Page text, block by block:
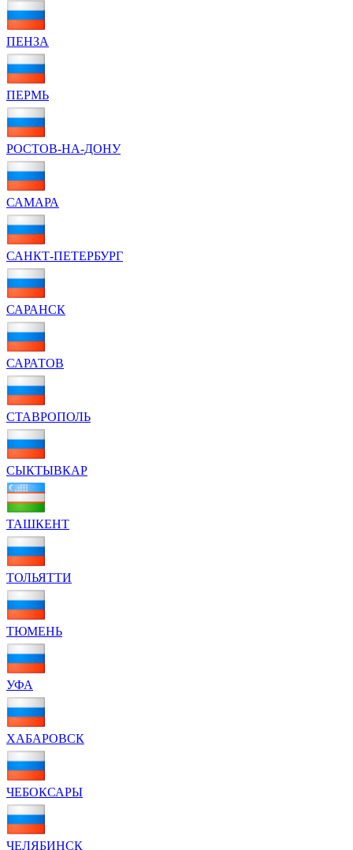
ПЕНЗА
ПЕРМЬ
РОСТОВ-НА-ДОНУ
САМАРА
САНКТ-ПЕТЕРБУРГ
САРАНСК
САРАТОВ
СТАВРОПОЛЬ
СЫКТЫВКАР
ТАШКЕНТ
ТОЛЬЯТТИ
ТЮМЕНЬ
УФА
ХАБАРОВСК
ЧЕБОКСАРЫ
ЧЕЛЯБИНСК